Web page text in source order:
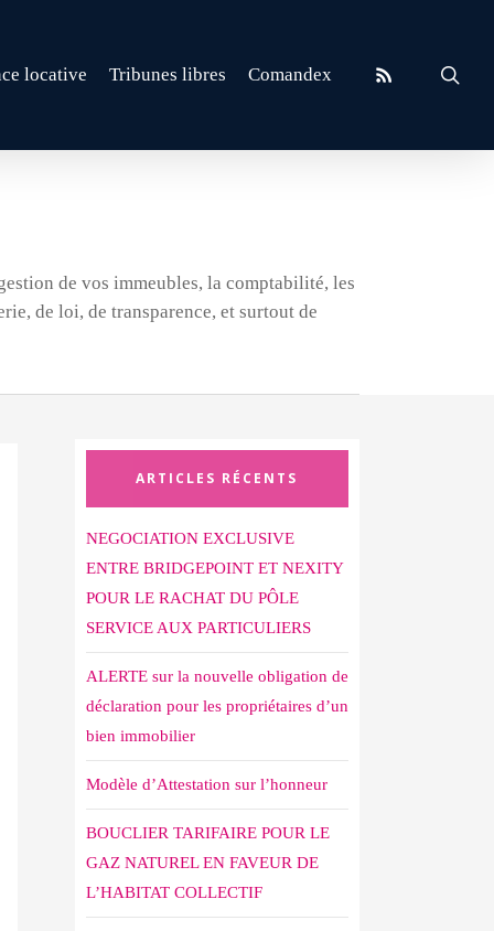
locative Tribunes libres Comandex RSS
de vos immeubles, la comptabilité, les
de loi, de transparence, et surtout de
ARTICLES RÉCENTS
NEGOCIATION EXCLUSIVE
ENTRE BRIDGEPOINT ET NEXITY
POUR LE RACHAT DU PÔLE
SERVICE AUX PARTICULIERS
ALERTE sur la nouvelle obligation de
déclaration pour les propriétaires d’un
bien immobilier
Modèle d’Attestation sur l’honneur
BOUCLIER TARIFAIRE POUR LE
GAZ NATUREL EN FAVEUR DE
L’HABITAT COLLECTIF